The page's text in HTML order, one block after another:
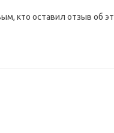
кто оставил отзыв об